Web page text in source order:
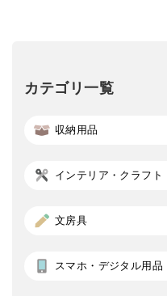
カテゴリ一覧
収納用品
インテリア・クラフト
文房具
スマホ・デジタル用品